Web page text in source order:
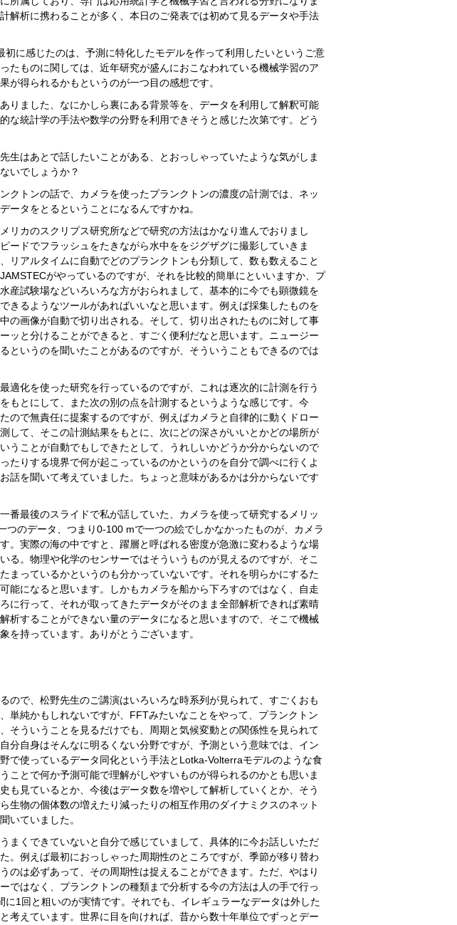
解析に携わることが多く、本日のご発表では初めて見るデータや手法
に感じたのは、予測に特化したモデルを作って利用したいというご意
たものに関しては、近年研究が盛んにおこなわれている機械学習のア
が得られるかもというのが一つ目の感想です。
りました、なにかしら裏にある背景等を、データを利用して解釈可能
な統計学の手法や数学の分野を利用できそうと感じた次第です。どう
生はあとで話したいことがある、とおっしゃっていたような気がしま
いでしょうか？
クトンの話で、カメラを使ったプランクトンの濃度の計測では、ネッ
ータをとるということになるんですかね。
リカのスクリプス研究所などで研究の方法はかなり進んでおりまし
ードでフラッシュをたきながら水中ををジグザグに撮影していきま
リアルタイムに自動でどのプランクトンも分類して、数も数えること
がやっているのですが、それを比較的簡単にといいますか、プ
産試験場などいろいろな方がおられまして、基本的に今でも顕微鏡を
きるようなツールがあればいいなと思います。例えば採集したものを
の画像が自動で切り出される。そして、切り出されたものに対して事
ッと分けることができると、すごく便利だなと思います。ニュージー
というのを聞いたことがあるのですが、そういうこともできるのでは
適化を使った研究を行っているのですが、これは逐次的に計測を行う
もとにして、また次の別の点を計測するというような感じです。今
ので無責任に提案するのですが、例えばカメラと自律的に動くドロー
して、そこの計測結果をもとに、次にどの深さがいいとかどの場所が
うことが自動でもしできたとして、うれしいかどうか分からないので
たりする境界で何が起こっているのかというのを自分で調べに行くよ
話を聞いて考えていました。ちょっと意味があるかは分からないです
番最後のスライドで私が話していた、カメラを使って研究するメリッ
つのデータ、つまり0-100 mで一つの絵でしかなかったものが、カメラ
。実際の海の中ですと、躍層と呼ばれる密度が急激に変わるような場
る。物理や化学のセンサーではそういうものが見えるのですが、そこ
まっているかというのも分かっていないです。それを明らかにするた
能になると思います。しかもカメラを船から下ろすのではなく、自走
に行って、それが取ってきたデータがそのまま全部解析できれば素晴
析することができない量のデータになると思いますので、そこで機械
を持っています。ありがとうございます。
ので、松野先生のご講演はいろいろな時系列が見られて、すごくおも
単純かもしれないですが、FFTみたいなことをやって、プランクトン
そういうことを見るだけでも、周期と気候変動との関係性を見られて
分自身はそんなに明るくない分野ですが、予測という意味では、イン
で使っているデータ同化という手法とLotka-Volterraモデルのような食
ことで何か予測可能で理解がしやすいものが得られるのかとも思いま
も見ているとか、今後はデータ数を増やして解析していくとか、そう
生物の個体数の増えたり減ったりの相互作用のダイナミクスのネット
いていました。
まくできていないと自分で感じていまして、具体的に今お話しいただ
。例えば最初におっしゃった周期性のところですが、季節が移り替わ
のは必ずあって、その周期性は捉えることができます。ただ、やはり
ではなく、プランクトンの種類まで分析する今の方法は人の手で行っ
1回と粗いのが実情です。それでも、イレギュラーなデータは外した
考えています。世界に目を向ければ、昔から数十年単位でずっとデー